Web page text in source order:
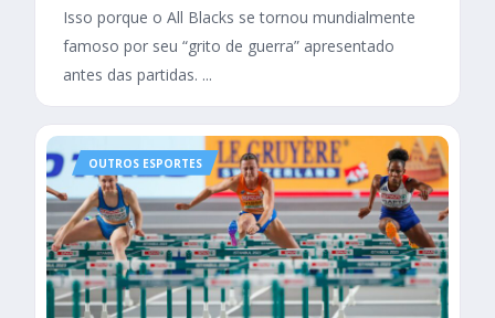
Isso porque o All Blacks se tornou mundialmente
famoso por seu “grito de guerra” apresentado
antes das partidas. ...
OUTROS ESPORTES